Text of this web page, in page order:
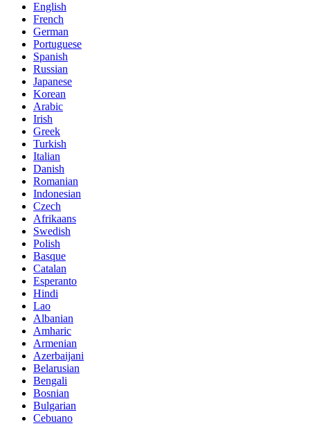
English
French
German
Portuguese
Spanish
Russian
Japanese
Korean
Arabic
Irish
Greek
Turkish
Italian
Danish
Romanian
Indonesian
Czech
Afrikaans
Swedish
Polish
Basque
Catalan
Esperanto
Hindi
Lao
Albanian
Amharic
Armenian
Azerbaijani
Belarusian
Bengali
Bosnian
Bulgarian
Cebuano